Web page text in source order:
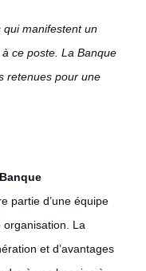
manifestent un
ce poste. La Banque
retenues pour une
partie d’une équipe
organisation. La
et d’avantages